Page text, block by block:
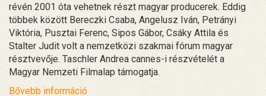
révén 2001 óta vehetnek részt magyar producerek. Eddig
többek között Bereczki Csaba, Angelusz Iván, Petrányi
Viktória, Pusztai Ferenc, Sipos Gábor, Csáky Attila és
Stalter Judit volt a nemzetközi szakmai fórum magyar
résztvevője. Taschler Andrea cannes-i részvételét a
Magyar Nemzeti Filmalap támogatja.
Bővebb információ